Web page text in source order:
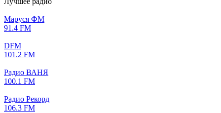
Маруся ФМ
91.4 FM
DFM
101.2 FM
Радио ВАНЯ
100.1 FM
Радио Рекорд
106.3 FM